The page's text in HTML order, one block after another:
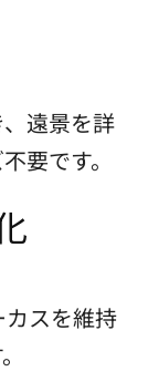
遠景を詳
要です。
スを維持